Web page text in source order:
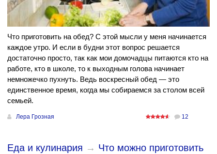
Что приготовить на обед? С этой мысли у меня начинается
каждое утро. И если в будни этот вопрос решается
достаточно просто, так как мои домочадцы питаются кто на
работе, кто в школе, то к выходным голова начинает
немножечко пухнуть. Ведь воскресный обед — это
единственное время, когда мы собираемся за столом всей
семьей.
Лера Грозная 12
Еда и кулинария → Что можно приготовить